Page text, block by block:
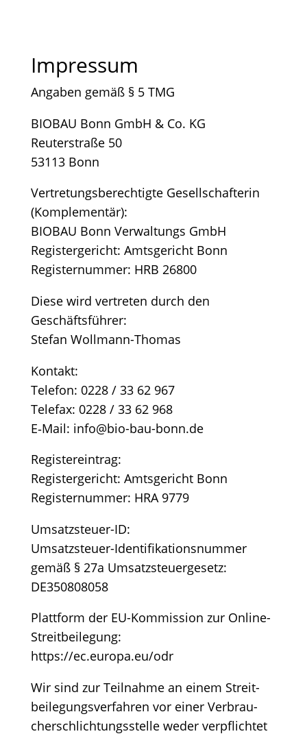
Impres­sum
Anga­ben gemäß § 5 TMG
BIOBAU Bonn GmbH & Co. KG
Reu­ter­stra­ße 50
53113 Bonn
Ver­tre­tungs­be­rech­tig­te Gesell­schaf­te­rin
(Kom­ple­men­tär):
BIOBAU Bonn Ver­wal­tungs GmbH
Regis­ter­ge­richt: Amts­ge­richt Bonn
Regis­ter­num­mer: HRB 26800
Die­se wird ver­tre­ten durch den
Geschäftsführer:
Ste­fan Wollmann-Thomas
Kontakt:
Tele­fon: 0228 / 33 62 967
Tele­fax: 0228 / 33 62 968
E‑Mail: info@bio-bau-bonn.de
Registereintrag:
Regis­ter­ge­richt: Amts­ge­richt Bonn
Regis­ter­num­mer: HRA 9779
Umsatzsteuer-ID:
Umsatz­steu­er-Iden­ti­fi­ka­ti­ons­num­mer
gemäß § 27a Umsatzsteuergesetz:
DE350808058
Platt­form der EU-Kom­mis­si­on zur Online-
Streitbeilegung:
https://ec.europa.eu/odr
Wir sind zur Teil­nah­me an einem Streit­
bei­le­gungs­ver­fah­ren vor einer Ver­brau­
cher­schlich­tungs­stel­le weder ver­pflich­tet